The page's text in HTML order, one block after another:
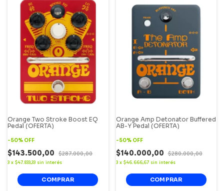
Orange Two Stroke Boost EQ
Pedal (OFERTA)
-50% OFF
$143.500,00 $287.000,00
3 x $47.833,33 sin interés
Orange Amp Detonator Buffered
AB-Y Pedal (OFERTA)
-50% OFF
$140.000,00 $280.000,00
3 x $46.666,67 sin interés